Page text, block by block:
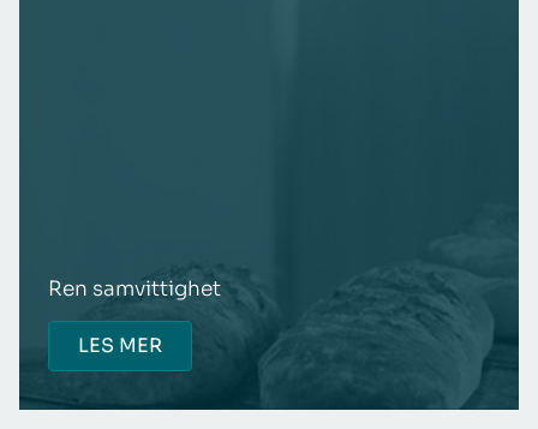
Ren samvittighet
LES MER